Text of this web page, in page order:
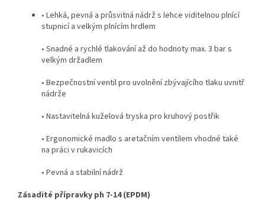
• Lehká, pevná a průsvitná nádrž s lehce viditelnou plnící
stupnicí a velkým plnícím hrdlem
• Snadné a rychlé tlakování až do hodnoty max. 3 bar s
velkým držadlem
• Bezpečnostní ventil pro uvolnění zbývajícího tlaku uvnitř
nádrže
• Nastavitelná kuželová tryska pro kruhový postřik
• Ergonomické madlo s aretačním ventilem vhodné také
na práci v rukavicích
• Pevná a stabilní nádrž
Zásadité přípravky ph 7-14 (EPDM)